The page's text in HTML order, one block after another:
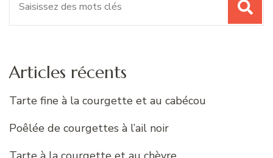
Articles récents
Tarte fine à la courgette et au cabécou
Poêlée de courgettes à l’ail noir